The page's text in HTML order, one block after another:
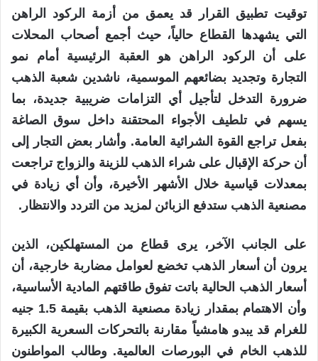
توقيت تطبيق القرار قد يعمق من أزمة الركود الراهن
التي يشهدها القطاع حالياً، حيث أجمع أصحاب المحلات
على أن الركود الراهن هو العقبة الرئيسية أمام نمو
التجارة وتجديد بضائعهم الموسمية، ناشدين شعبة الذهب
ضرورة التدخل لتأجيل أي التزامات ضريبية جديدة، بما
يسهم في تلطيف الأجواء المحتقنة داخل سوق الصاغة
بفعل تراجع القوة الشرائية العامة. وأشار بعض التجار إلى
أن حركة الإقبال على شراء الذهب للزينة والزواج تراجعت
بمعدلات قياسية خلال الأشهر الأخيرة، وأن أي زيادة في
مصنعية الذهب ستدفع الزبائن لمزيد من التردد والانتظار.
على الجانب الآخر، يرى قطاع من المستهلكين، الذين
يرون أن أسعار الذهب تخضع لعوامل مضاربة خارجية، أن
أسعار الذهب الحالية باتت تفوق طاقتهم المادية الأساسية،
وأن الاهتمام بمقدار زيادة مصنعية الذهب بقيمة 1.5 جنيه
للغرام قد يبدو هامشياً مقارنة بالتحركات السعرية الكبيرة
للذهب الخام في البورصات العالمية. وطالب المواطنون